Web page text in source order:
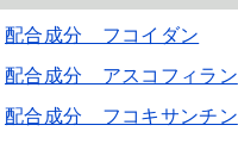
配合成分 フコイダン
配合成分 アスコフィラン
配合成分 フコキサンチン